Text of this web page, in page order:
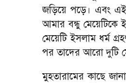
জড়িয়ে পড়ে। এবং এই
আমার বন্ধু মেয়েটিকে
মেয়েটি ইসলাম ধর্ম
পর তাদের আরো দুটি
মুহতারামের কাছে